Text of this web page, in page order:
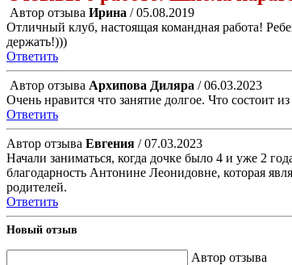
Автор отзыва Ирина / 05.08.2019
Отличный клуб, настоящая командная работа!
держать!)))
Ответить
Автор отзыва Архипова Диляра / 06.03.2023
Очень нравится что занятие долгое. Что состоит
Ответить
Автор отзыва Евгения / 07.03.2023
Начали заниматься, когда дочке было 4 и уже 2
благодарность Антонине Леонидовне, которая
родителей.
Ответить
Новый отзыв
Автор отзыва